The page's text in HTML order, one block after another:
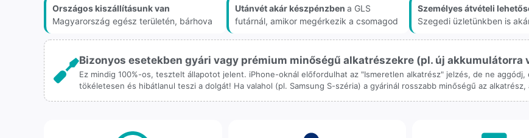
Országos kiszállításunk van
Magyarország egész területén, bárhova
Utánvét akár készpénzben a GLS
futárnál, amikor megérkezik a csomagod
Személyes átvételi
Szegedi üzletünkben is
Bizonyos esetekben gyári vagy prémium minőségű alkatrészekre (pl. új
Ez mindig 100%-os, tesztelt állapotot jelent. iPhone-oknál előfordulhat az "Ismeretlen alkatrész" jelzés, de ne
tökéletesen és hibátlanul teszi a dolgát! Ha valahol (pl. Samsung S-széria) a gyárinál rosszabb minőségű az